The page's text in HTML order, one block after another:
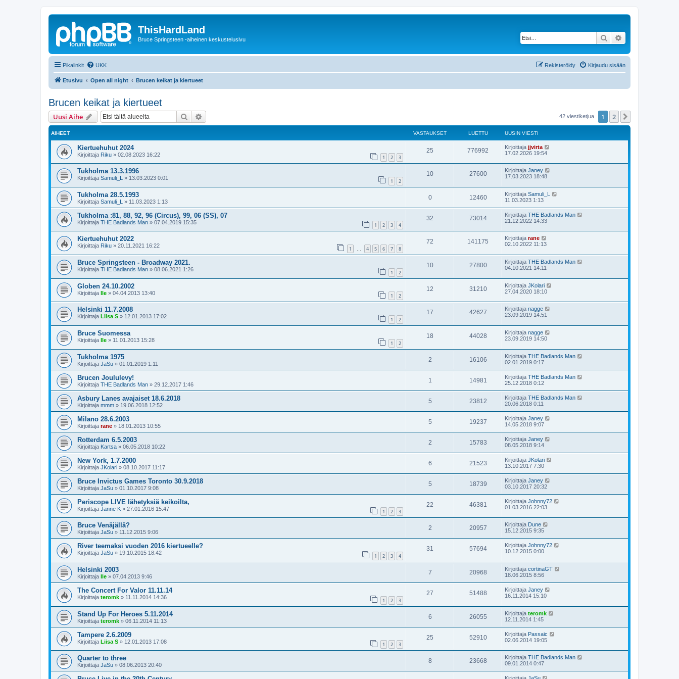
ThisHardLand
Bruce Springsteen -aiheinen keskustelusivu Etsi
Pikalinkit UKK Kirjaudu sisään
Rekisteröidy
Etusivu Open all night Brucen keikat ja kiertueet
Brucen keikat ja kiertueet
Uusi Aihe Etsi 42 viestiketjua 1 2
AIHEET VASTAUKSET LUETTU UUSIN VIESTI
Kiertuehuhut 2024
Kirjoittaja Riku » 02.08.2023 16:22 1 2 3
25 776992 Kirjoittaja jjvirta
17.02.2026 19:54
Tukholma 13.3.1996
Kirjoittaja Samuli_L » 13.03.2023 0:01 1 2
10 27600 Kirjoittaja Janey
17.03.2023 18:48
Tukholma 28.5.1993
Kirjoittaja Samuli_L » 11.03.2023 1:13
0 12460 Kirjoittaja Samuli_L
11.03.2023 1:13
Tukholma :81, 88, 92, 96 (Circus), 99, 06 (SS), 07
Kirjoittaja THE Badlands Man » 07.04.2019 15:35 1 2 3 4
32 73014 Kirjoittaja THE Badlands Man
21.12.2022 14:33
Kiertuehuhut 2022
Kirjoittaja Riku » 20.11.2021 16:22 1 4 5 6 7 8
72 141175 Kirjoittaja rane
02.10.2022 11:13
Bruce Springsteen - Broadway 2021.
Kirjoittaja THE Badlands Man » 08.06.2021 1:26 1 2
10 27800 Kirjoittaja THE Badlands Man
04.10.2021 14:11
Globen 24.10.2002
Kirjoittaja Ile » 04.04.2013 13:40 1 2
12 31210 Kirjoittaja JKolari
27.04.2020 18:10
Helsinki 11.7.2008
Kirjoittaja Liisa S » 12.01.2013 17:02 1 2
17 42627 Kirjoittaja nagge
23.09.2019 14:51
Bruce Suomessa
Kirjoittaja Ile » 11.01.2013 15:28 1 2
18 44028 Kirjoittaja nagge
23.09.2019 14:50
Tukholma 1975
Kirjoittaja JaSu » 01.01.2019 1:11
2 16106 Kirjoittaja THE Badlands Man
02.01.2019 0:17
Brucen Joululevy!
Kirjoittaja THE Badlands Man » 29.12.2017 1:46
1 14981 Kirjoittaja THE Badlands Man
25.12.2018 0:12
Asbury Lanes avajaiset 18.6.2018
Kirjoittaja mmm » 19.06.2018 12:52
5 23812 Kirjoittaja THE Badlands Man
20.06.2018 0:11
Milano 28.6.2003
Kirjoittaja rane » 18.01.2013 10:55
5 19237 Kirjoittaja Janey
14.05.2018 9:07
Rotterdam 6.5.2003
Kirjoittaja Kartsa » 06.05.2018 10:22
2 15783 Kirjoittaja Janey
08.05.2018 9:14
New York, 1.7.2000
Kirjoittaja JKolari » 08.10.2017 11:17
6 21523 Kirjoittaja JKolari
13.10.2017 7:30
Bruce Invictus Games Toronto 30.9.2018
Kirjoittaja JaSu » 01.10.2017 9:08
5 18739 Kirjoittaja Janey
03.10.2017 20:32
Periscope LIVE lähetyksiä keikoilta,
Kirjoittaja Janne K » 27.01.2016 15:47 1 2 3
22 46381 Kirjoittaja Johnny72
01.03.2016 22:03
Bruce Venäjällä?
Kirjoittaja JaSu » 11.12.2015 9:06
2 20957 Kirjoittaja Dune
15.12.2015 9:35
River teemaksi vuoden 2016 kiertueelle?
Kirjoittaja JaSu » 19.10.2015 18:42 1 2 3 4
31 57694 Kirjoittaja Johnny72
10.12.2015 0:00
Helsinki 2003
Kirjoittaja Ile » 07.04.2013 9:46
7 20968 Kirjoittaja cortinaGT
18.06.2015 8:56
The Concert For Valor 11.11.14
Kirjoittaja teromk » 11.11.2014 14:36 1 2 3
27 51488 Kirjoittaja Janey
16.11.2014 15:10
Stand Up For Heroes 5.11.2014
Kirjoittaja teromk » 06.11.2014 11:13
6 26055 Kirjoittaja teromk
12.11.2014 1:45
Tampere 2.6.2009
Kirjoittaja Liisa S » 12.01.2013 17:08 1 2 3
25 52910 Kirjoittaja Passaic
02.06.2014 19:05
Quarter to three
Kirjoittaja JaSu » 08.06.2013 20:40
8 23668 Kirjoittaja THE Badlands Man
09.01.2014 0:47